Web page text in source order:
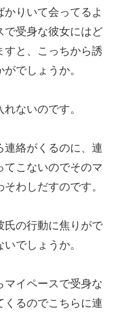
りいて会ってるよ
で受身な彼女にはど
すと、こっちから誘
でしょうか。
ないのです。
連絡がくるのに、連
てこないのでそのマ
わしだすのです。
氏の行動に焦りがで
でしょうか。
マイペースで受身な
くるのでこちらに連